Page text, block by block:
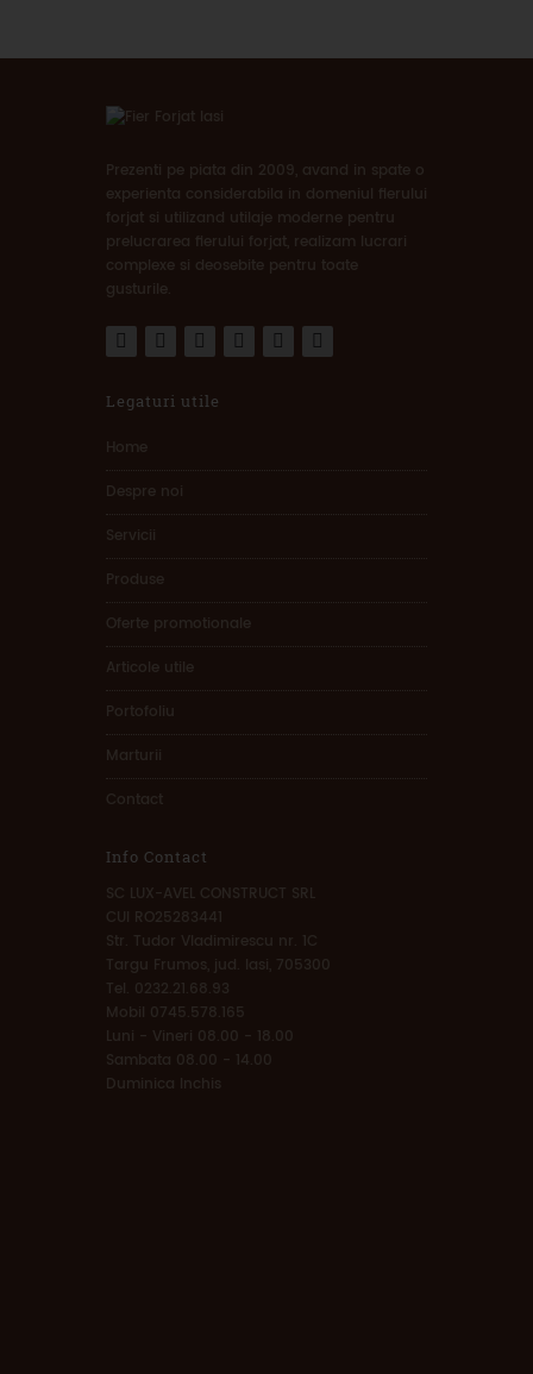
Prezenti pe piata din 2009, avand in spate o
experienta considerabila in domeniul fierului
forjat si utilizand utilaje moderne pentru
prelucrarea fierului forjat, realizam lucrari
complexe si deosebite pentru toate
gusturile.
Legaturi utile
Home
Despre noi
Servicii
Produse
Oferte promotionale
Articole utile
Portofoliu
Marturii
Contact
Info Contact
SC LUX-AVEL CONSTRUCT SRL
CUI RO25283441
Str. Tudor Vladimirescu nr. 1C
Targu Frumos, jud. Iasi, 705300
Tel. 0232.21.68.93
Mobil 0745.578.165
Luni - Vineri 08.00 - 18.00
Sambata 08.00 - 14.00
Duminica Inchis